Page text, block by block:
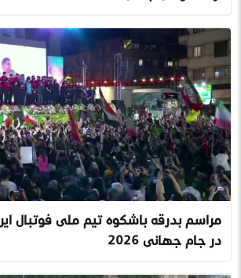
مراسم بدرقه باشکوه تیم ملی فوتبال
در جام جهانی ۲۰۲۶